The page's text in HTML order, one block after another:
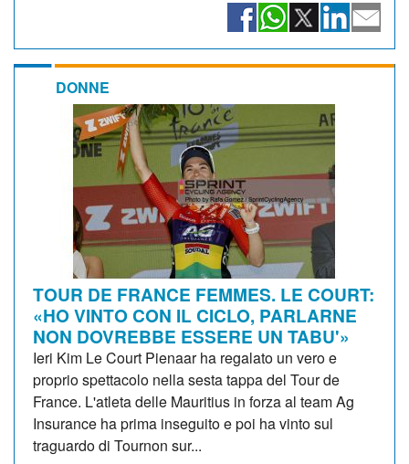
DONNE
TOUR DE FRANCE FEMMES. LE COURT:
«HO VINTO CON IL CICLO, PARLARNE
NON DOVREBBE ESSERE UN TABU'»
Ieri Kim Le Court Pienaar ha regalato un vero e
proprio spettacolo nella sesta tappa del Tour de
France. L'atleta delle Mauritius in forza al team Ag
Insurance ha prima inseguito e poi ha vinto sul
traguardo di Tournon sur...